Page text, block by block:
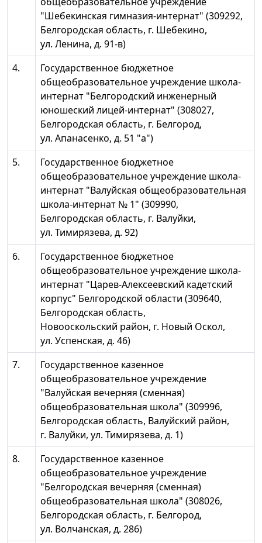
"Шебекинская гимназия-интернат" (309292,
Белгородская область, г. Шебекино,
ул. Ленина, д. 91-в)
4.
Государственное бюджетное
общеобразовательное учреждение школа-
интернат "Белгородский инженерный
юношеский лицей-интернат" (308027,
Белгородская область, г. Белгород,
ул. Апанасенко, д. 51 "а")
5.
Государственное бюджетное
общеобразовательное учреждение школа-
интернат "Валуйская общеобразовательная
школа-интернат № 1" (309990,
Белгородская область, г. Валуйки,
ул. Тимирязева, д. 92)
6.
Государственное бюджетное
общеобразовательное учреждение школа-
интернат "Царев-Алексеевский кадетский
корпус" Белгородской области (309640,
Белгородская область,
Новооскольский район, г. Новый Оскол,
ул. Успенская, д. 46)
7.
Государственное казенное
общеобразовательное учреждение
"Валуйская вечерняя (сменная)
общеобразовательная школа" (309996,
Белгородская область, Валуйский район,
г. Валуйки, ул. Тимирязева, д. 1)
8.
Государственное казенное
общеобразовательное учреждение
"Белгородская вечерняя (сменная)
общеобразовательная школа" (308026,
Белгородская область, г. Белгород,
ул. Волчанская, д. 286)